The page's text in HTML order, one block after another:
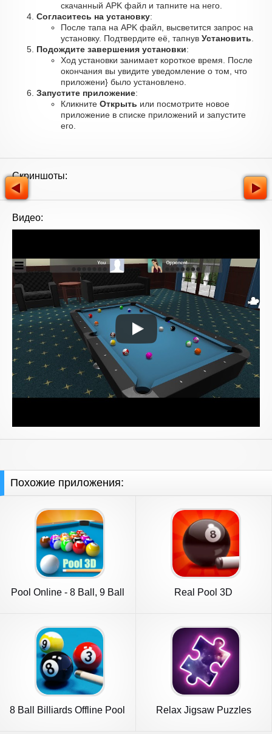
скачанный APK файл и тапните на него.
Согласитесь на установку:
После тапа на APK файл, высветится запрос на
установку. Подтвердите её, тапнув Установить
Подождите завершения установки:
Ход установки занимает короткое время. После
окончания вы увидите уведомление о том, что
приложени} было установлено.
Запустите приложение:
Кликните Открыть или посмотрите новое
приложение в списке приложений и запустите
его.
Скриншоты:
Видео:
Похожие приложения:
Pool Online - 8 Ball, 9 Ball Real Pool 3D
8 Ball Billiards Offline Pool Relax Jigsaw Puzzles